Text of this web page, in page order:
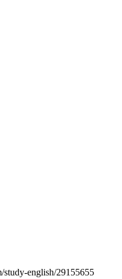
english/29155655